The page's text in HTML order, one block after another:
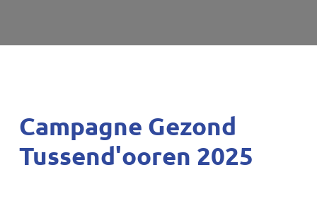
Campagne Gezond
Tussend'ooren 2025